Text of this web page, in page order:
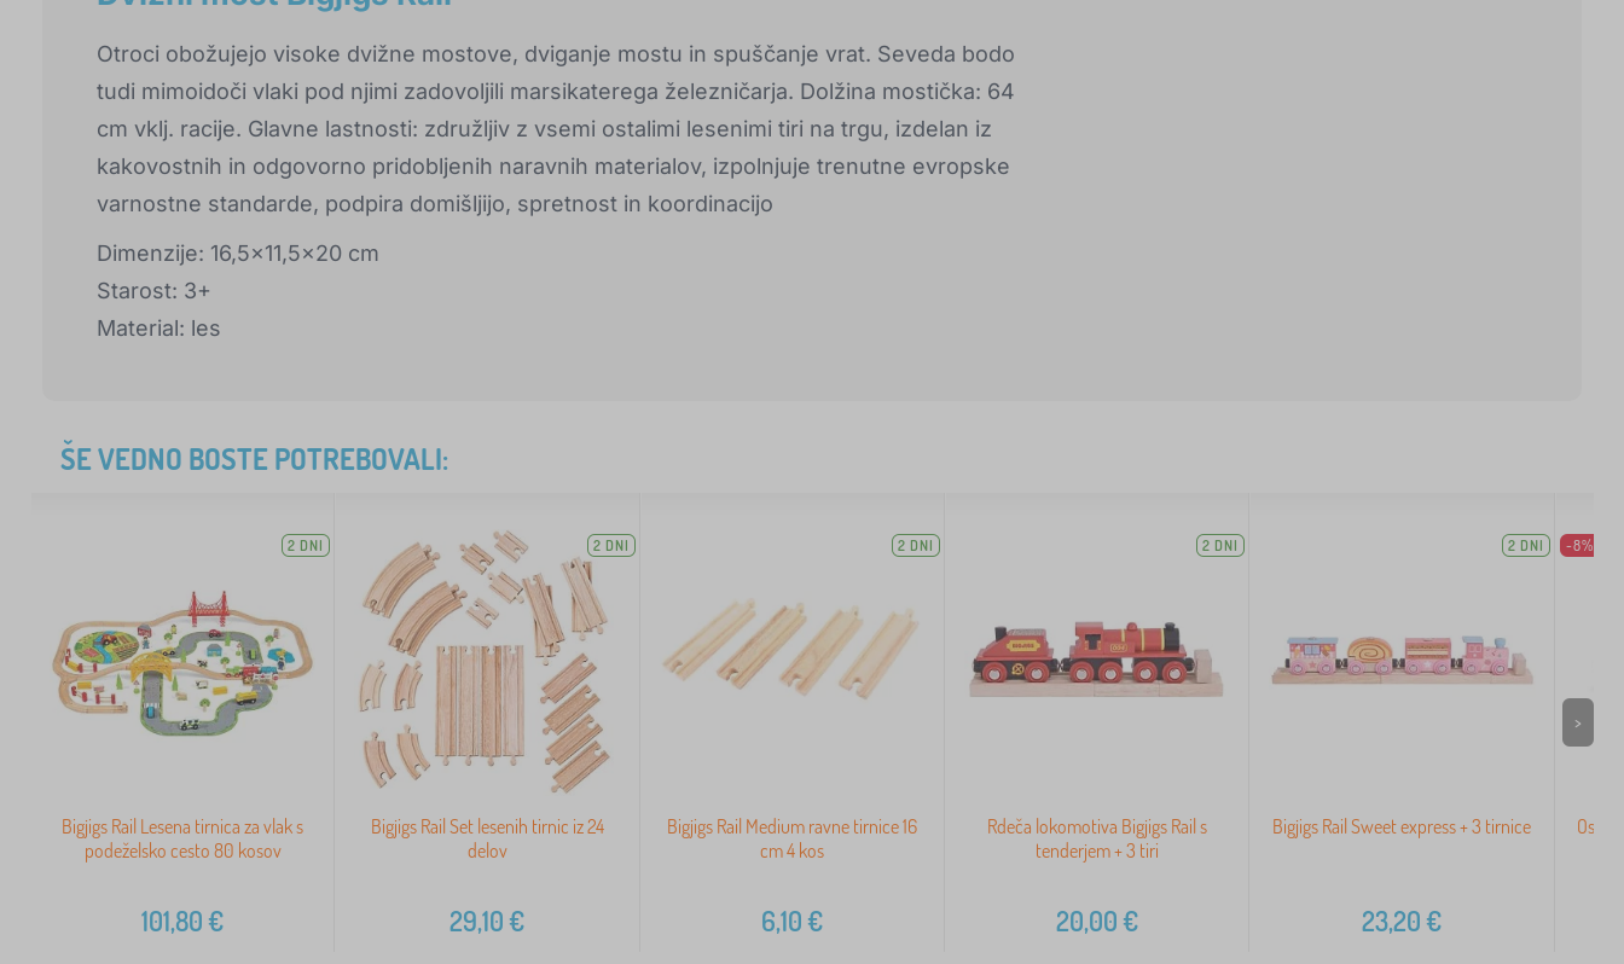
Otroci obožujejo visoke dvižne mostove, dviganje mostu in spuščanje vrat. Seveda bodo
tudi mimoidoči vlaki pod njimi zadovoljili marsikaterega železničarja. Dolžina mostička: 64
cm vklj. racije. Glavne lastnosti: združljiv z vsemi ostalimi lesenimi tiri na trgu, izdelan iz
kakovostnih in odgovorno pridobljenih naravnih materialov, izpolnjuje trenutne evropske
varnostne standarde, podpira domišljijo, spretnost in koordinacijo
Dimenzije: 16,5x11,5x20 cm
Starost: 3+
Material: les
ŠE VEDNO BOSTE POTREBOVALI:
2 DNI
Bigjigs Rail Lesena tirnica za vlak s
podeželsko cesto 80 kosov
101,80€
2 DNI
Bigjigs Rail Set lesenih tirnic iz 24
delov
29,10€
2 DNI
Bigjigs Rail Medium ravne tirnice 16
cm 4 kos
6,10€
2 DNI
Rdeča lokomotiva Bigjigs Rail s
tenderjem + 3 tiri
20,00€
2 DNI
Bigjigs Rail Sweet express + 3 tirnice
23,20€
-8%
>